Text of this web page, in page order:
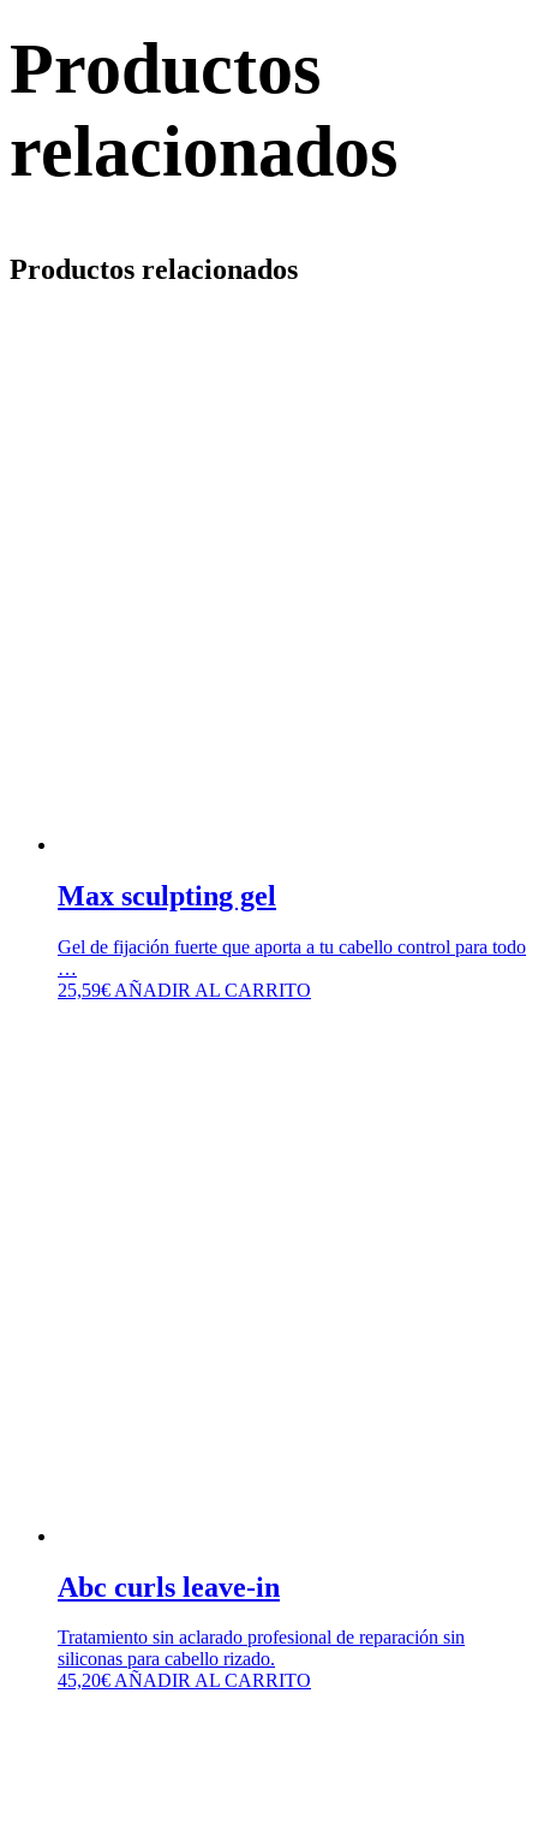
Productos
relacionados
Productos relacionados
Max sculpting gel
Gel de fijación fuerte que aporta a tu cabello control para todo
…
25,59€ AÑADIR AL CARRITO
Abc curls leave-in
Tratamiento sin aclarado profesional de reparación sin
siliconas para cabello rizado.
45,20€AÑADIR AL CARRITO